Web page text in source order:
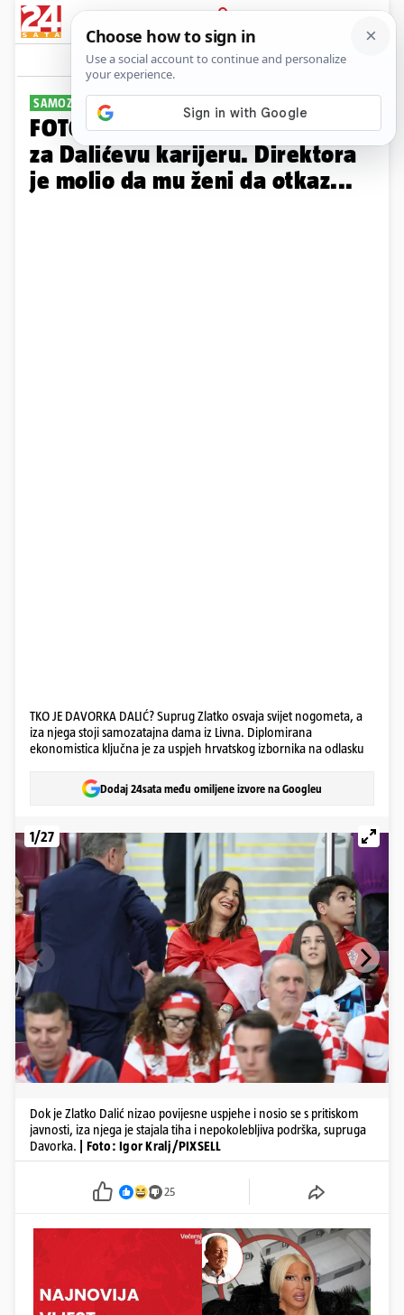
PRIJAVA
Galerija
SAMOZATAJNA SUPRUGA
FOTO Podnijela je najveću žrtvu
za Dalićevu karijeru. Direktora
je molio da mu ženi da otkaz...
TKO JE DAVORKA DALIĆ? Suprug Zlatko osvaja svijet nogometa, a
iza njega stoji samozatajna dama iz Livna. Diplomirana
ekonomistica ključna je za uspjeh hrvatskog izbornika na odlasku
Dodaj 24sata među omiljene izvore na Googleu
1/27
Dok je Zlatko Dalić nizao povijesne uspjehe i nosio se s pritiskom
javnosti, iza njega je stajala tiha i nepokolebljiva podrška, supruga
Davorka.
| Foto: Igor Kralj/PIXSELL
25